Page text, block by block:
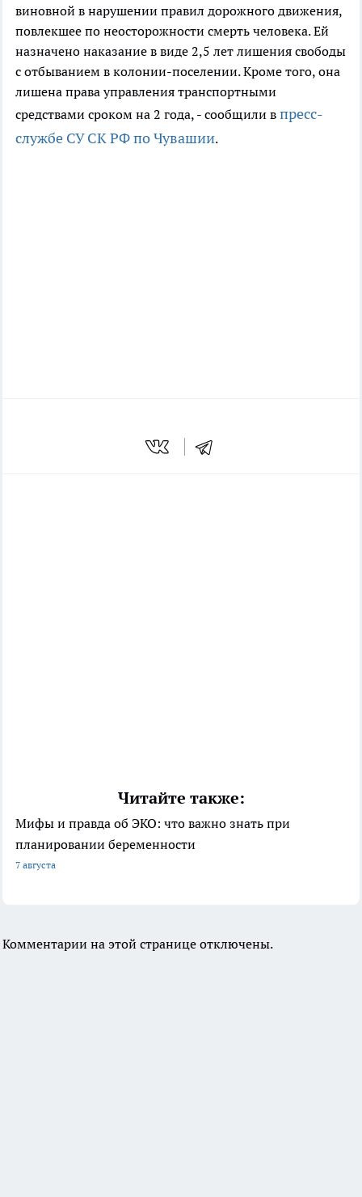
виновной в нарушении правил дорожного движения,
повлекшее по неосторожности смерть человека. Ей
назначено наказание в виде 2,5 лет лишения свободы
с отбыванием в колонии-поселении. Кроме того, она
лишена права управления транспортными
средствами сроком на 2 года, - сообщили в пресс-
службе СУ СК РФ по Чувашии.
Читайте также:
Мифы и правда об ЭКО: что важно знать при
планировании беременности
7 августа
Комментарии на этой странице отключены.